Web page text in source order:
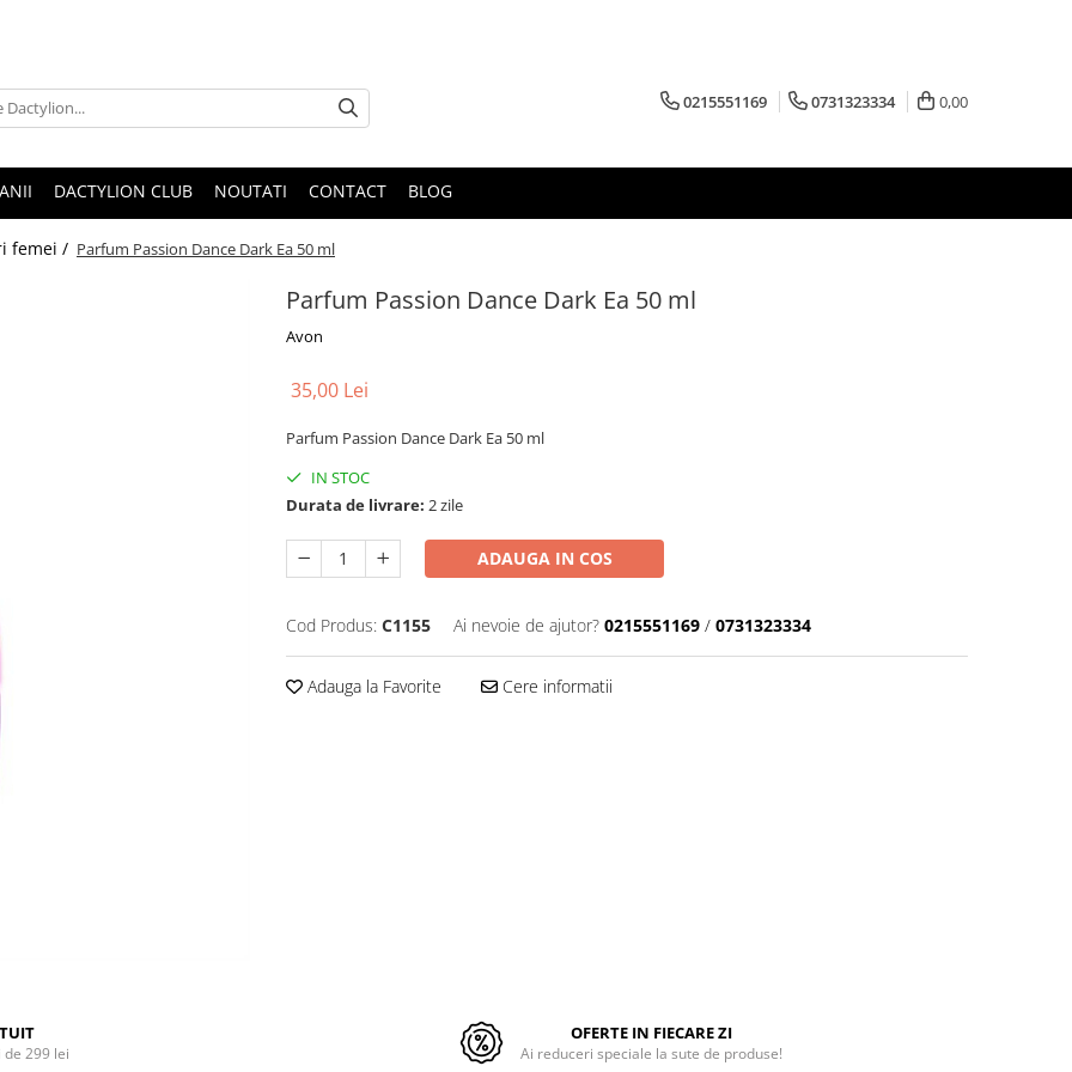
0215551169 0731323334 0,00
DACTYLION CLUB NOUTATI CONTACT BLOG
femei / Parfum Passion Dance Dark Ea 50 ml
Parfum Passion Dance Dark Ea 50 ml
Avon
35,00 Lei
Parfum Passion Dance Dark Ea 50 ml
IN STOC
Durata de livrare: 2 zile
ADAUGA IN COS
Cod Produs: C1155 Ai nevoie de ajutor? 0215551169 / 0731323334
Adauga la Favorite Cere informatii
299 lei
OFERTE IN FIECARE ZI
Ai reduceri speciale la sute de produse!